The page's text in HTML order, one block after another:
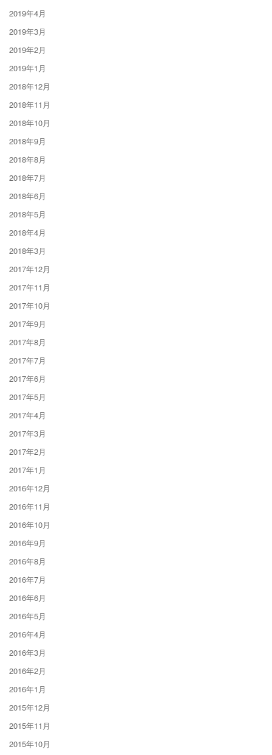
2019年4月
2019年3月
2019年2月
2019年1月
2018年12月
2018年11月
2018年10月
2018年9月
2018年8月
2018年7月
2018年6月
2018年5月
2018年4月
2018年3月
2017年12月
2017年11月
2017年10月
2017年9月
2017年8月
2017年7月
2017年6月
2017年5月
2017年4月
2017年3月
2017年2月
2017年1月
2016年12月
2016年11月
2016年10月
2016年9月
2016年8月
2016年7月
2016年6月
2016年5月
2016年4月
2016年3月
2016年2月
2016年1月
2015年12月
2015年11月
2015年10月